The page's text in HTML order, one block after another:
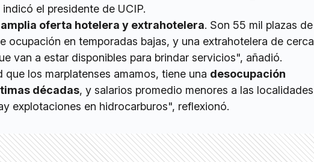
indicó el presidente de UCIP.
oferta hotelera y extrahotelera. Son 55 mil plazas de
ocupación en temporadas bajas, y una extrahotelera de cerca
van a estar disponibles para brindar servicios", añadió.
los marplatenses amamos, tiene una desocupación
décadas, y salarios promedio menores a las localidades
explotaciones en hidrocarburos", reflexionó.